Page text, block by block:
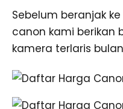
Sebelum beranjak
canon kami berikan
kamera terlaris